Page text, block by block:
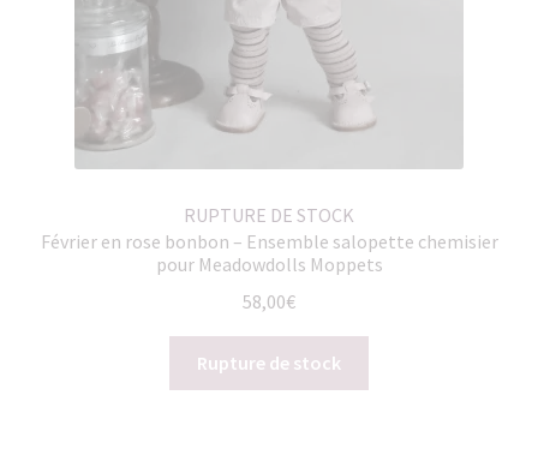
RUPTURE DE STOCK
Février en rose bonbon – Ensemble salopette chemisier
pour Meadowdolls Moppets
58,00€
Rupture de stock